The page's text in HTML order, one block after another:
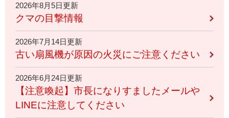
2026年8月5日更新
クマの目撃情報
2026年7月14日更新
古い扇風機が原因の火災にご注意ください
2026年6月24日更新
【注意喚起】市長になりすましたメールや
LINEに注意してください